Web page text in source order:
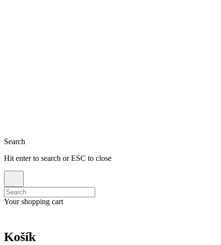
Search
Hit enter to search or ESC to close
Search
for:
Your shopping cart
Košík